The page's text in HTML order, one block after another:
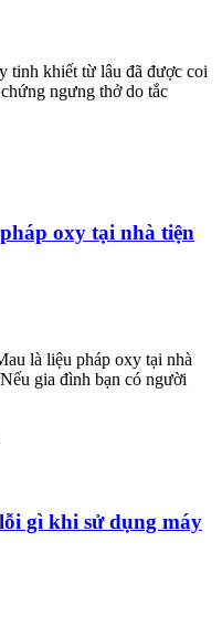
tinh khiết từ lâu đã được coi
ngưng thở do tắc
oxy tại nhà tiện
là liệu pháp oxy tại nhà
gia đình bạn có người
gì khi sử dụng máy